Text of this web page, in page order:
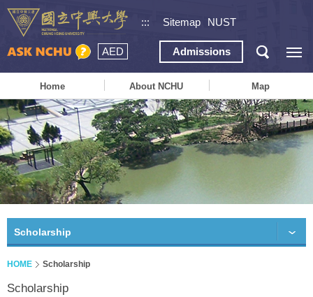
::: Sitemap NUST
AED Admissions
Home About NCHU Map
Scholarship
HOME Scholarship
Scholarship